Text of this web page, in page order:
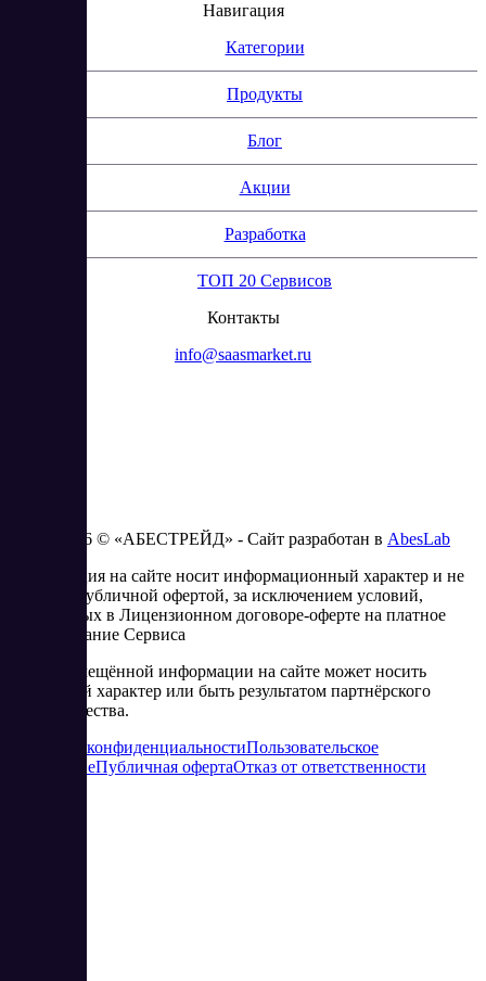
Навигация
Категории
Продукты
Блог
Акции
Разработка
ТОП 20 Сервисов
Контакты
info@saasmarket.ru
2023 - 2026 © «АБЕСТРЕЙД» - Сайт разработан в AbesLab
Информация на сайте носит информационный характер и не
является публичной офертой, за исключением условий,
изложенных в Лицензионном договоре-оферте на платное
использование Сервиса
Часть размещённой информации на сайте может носить
рекламный характер или быть результатом партнёрского
сотрудничества.
Политика конфиденциальностиПользовательское
соглашениеПубличная офертаОтказ от ответственности